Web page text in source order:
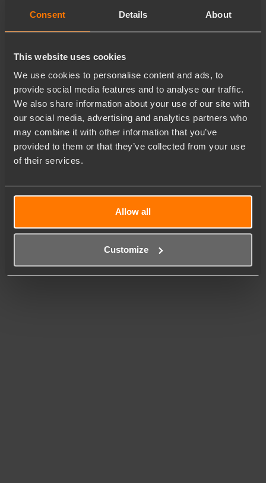
Consent Details About
This website uses cookies
We use cookies to personalise content and ads, to
provide social media features and to analyse our traffic.
We also share information about your use of our site with
our social media, advertising and analytics partners who
may combine it with other information that you’ve
provided to them or that they’ve collected from your use
of their services.
Allow all
Customize